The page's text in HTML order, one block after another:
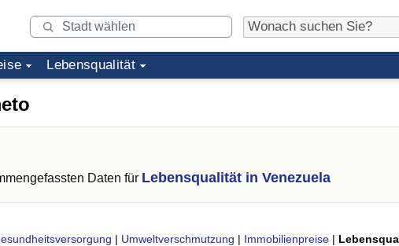
Lebensqualität
Daten für Lebensqualität in Venezuela
| Umweltverschmutzung | Immobilienpreise |